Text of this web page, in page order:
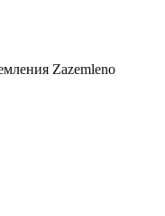
Zazemleno